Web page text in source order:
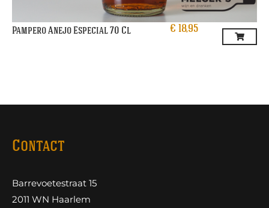
Pampero Anejo Especial 70 Cl € 18,95
Contact
Barrevoetestraat 15
2011 WN Haarlem